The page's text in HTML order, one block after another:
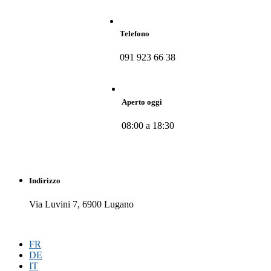
Telefono
091 923 66 38
Aperto oggi
08:00 a 18:30
Indirizzo
Via Luvini 7, 6900 Lugano
FR
DE
IT